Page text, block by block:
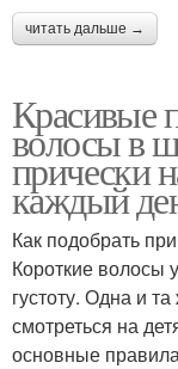
читать дальше →
Красивые
волосы в
прически
каждый
Как подобрать
Короткие волосы
густоту. Одна и
смотреться на
основные